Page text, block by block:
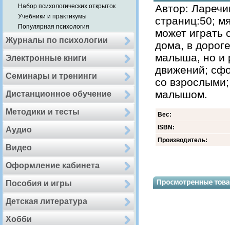
Набор психологических открыток
Учебники и практикумы
Популярная психология
Журналы по психологии
Электронные книги
Семинары и тренинги
Дистанционное обучение
Методики и тесты
Аудио
Видео
Оформление кабинета
Пособия и игры
Детская литература
Хобби
Автор:
страниц:50;
может
дома, в
малыша, но и
движений;
со
малышом.
Вес:
ISBN:
Производитель: